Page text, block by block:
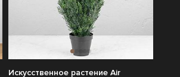
Искусственное растение Air